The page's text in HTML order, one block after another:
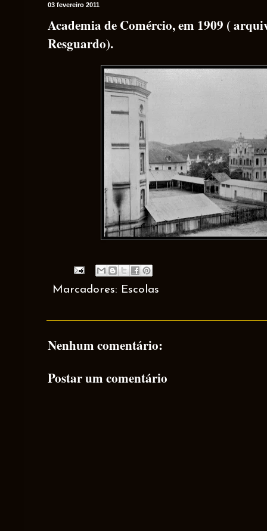
03 fevereiro 2011
Academia de Comércio, em 1909 (
Resguardo).
Marcadores: Escolas
Nenhum comentário:
Postar um comentário